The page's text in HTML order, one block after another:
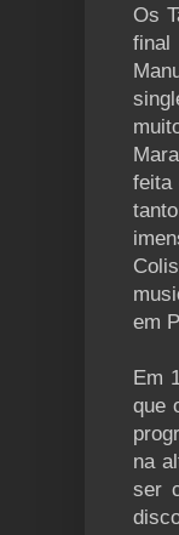
Os
final
feita
em
Em
que
na
ser